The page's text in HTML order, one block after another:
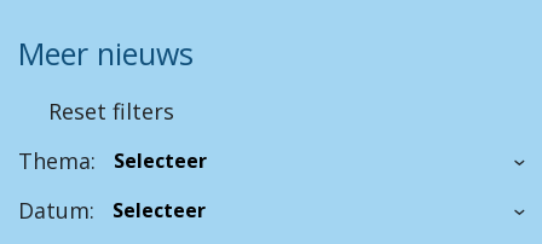
Meer nieuws
Reset filters
Thema:
Datum: